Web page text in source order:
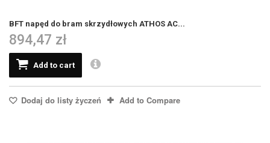
BFT napęd do bram skrzydłowych ATHOS AC...
894,47 zł
Add to cart
Dodaj do listy życzeń Add to Compare